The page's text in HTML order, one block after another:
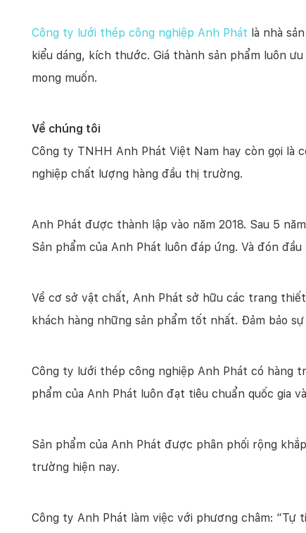
Công ty lưới thép công nghiệp Anh Phát là nhà
kiểu dáng, kích thước. Giá thành sản phẩm luôn
mong muốn.
Về chúng tôi
Công ty TNHH Anh Phát Việt Nam hay còn gọi là
nghiệp chất lượng hàng đầu thị trường.
Anh Phát được thành lập vào năm 2018. Sau 5
Sản phẩm của Anh Phát luôn đáp ứng. Và đón
Về cơ sở vật chất, Anh Phát sở hữu các trang
khách hàng những sản phẩm tốt nhất. Đảm bảo
Công ty lưới thép công nghiệp Anh Phát có hàng
phẩm của Anh Phát luôn đạt tiêu chuẩn quốc gia
Sản phẩm của Anh Phát được phân phối rộng
trường hiện nay.
Công ty Anh Phát làm việc với phương châm: “Tự